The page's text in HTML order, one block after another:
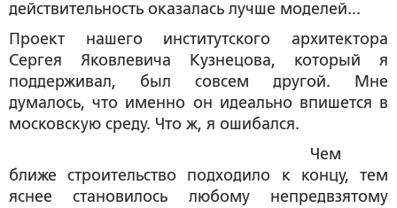
действительность оказалась лучше моделей...
Проект нашего институтского архитектора
Сергея Яковлевича Кузнецова, который я
поддерживал, был совсем другой. Мне
думалось, что именно он идеально впишется в
московскую среду. Что ж, я ошибался.
Чем
ближе строительство подходило к концу, тем
яснее становилось любому непредвзятому